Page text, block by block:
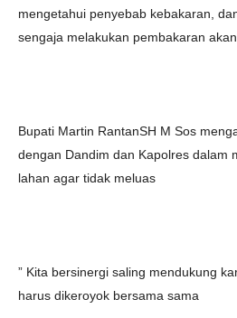
mengetahui penyebab kebakaran,
sengaja melakukan pembakaran
Bupati Martin RantanSH M Sos
dengan Dandim dan Kapolres dalam
lahan agar tidak meluas
” Kita bersinergi saling mendukung
harus dikeroyok bersama sama